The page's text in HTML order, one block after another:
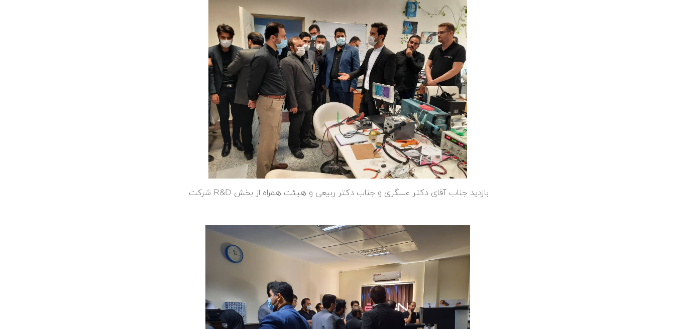
بازدید جناب آقای دکتر عسگری و جناب دکتر ربیعی و هیئت همراه از بخش R&D شرکت